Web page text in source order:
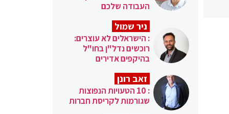
העבודה שלכם
ניר שמול
: הישראלים לא עוצרים:
רוכשים נדל"ן בחו"ל
בהיקפים אדירים
זאב רונן
: 10 הטעויות הנפוצות
שגורמות לקריסת חברות